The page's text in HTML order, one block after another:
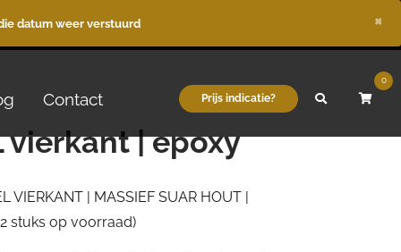
datum weer verstuurd ×
Contact Prijs indicatie?
0
vierkant | epoxy
VIERKANT | MASSIEF SUAR HOUT |
2 stuks op voorraad)